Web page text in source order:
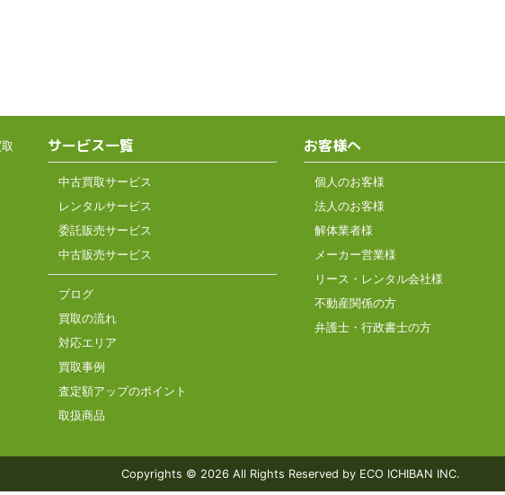
サービス一覧
中古買取サービス
レンタルサービス
委託販売サービス
中古販売サービス
ブログ
買取の流れ
対応エリア
買取事例
査定額アップのポイント
取扱商品
お客様へ
個人のお客様
法人のお客様
解体業者様
メーカー営業様
リース・レンタル会社様
不動産関係の方
弁護士・行政書士の方
Copyrights © 2026 All Rights Reserved by ECO ICHIBAN INC.